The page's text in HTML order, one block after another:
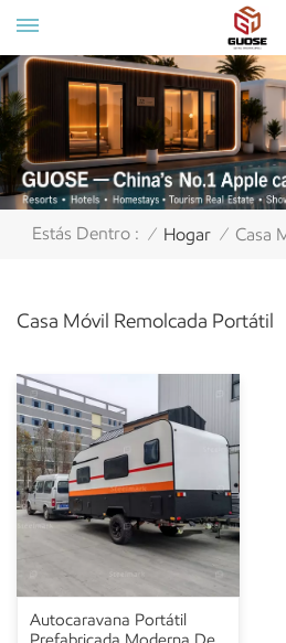
Estás Dentro : / Hogar / Casa
Casa Móvil Remolcada Portátil
Autocaravana Portátil